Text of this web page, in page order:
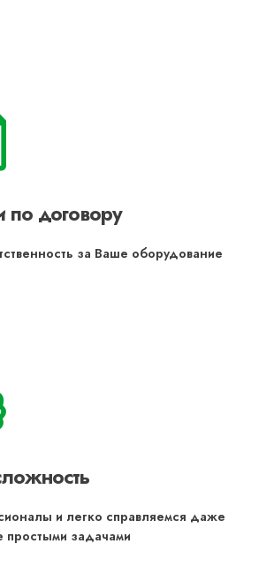
по договору
за Ваше оборудование
и легко справляемся даже
простыми задачами